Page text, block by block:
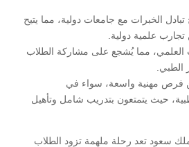
الخبرات مع جامعات دولية، مما يتيح
علمية دولية.
العلمي، مما يُشجع على مشاركة الطلاب
الطبي.
فرص مهنية واسعة، سواء في
حيث يتمتعون بتدريب شامل وتأهيل
سعود تعد رحلة ملهمة تزود الطلاب